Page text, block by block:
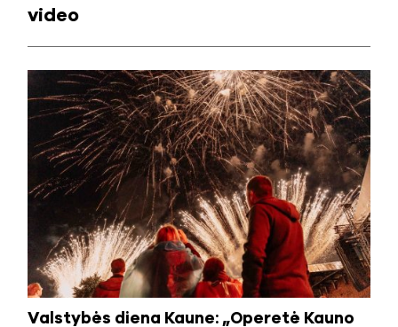
Valstybės diena Kaune: „Operetė Kauno
video